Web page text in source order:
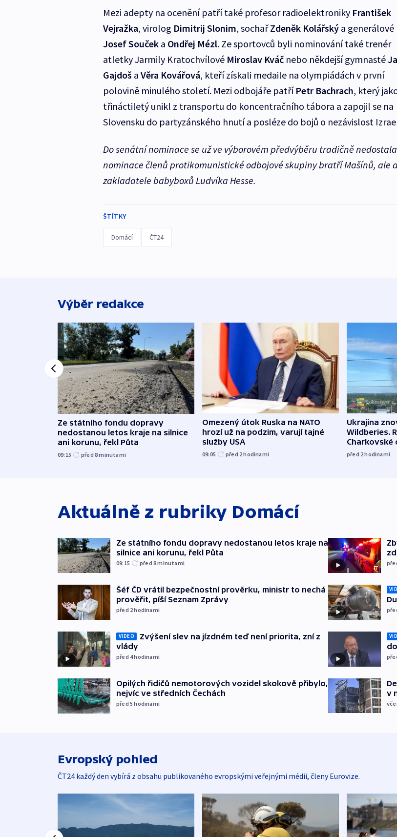
Mezi adepty na ocenění patří také profesor radioelektroniky František
Vejražka, virolog Dimitrij Slonim, sochařZdeněk Kolářskýa generálové
Josef Součeka Ondřej Mézl. Ze sportovců byli nominování také trenér
atletky Jarmily Kratochvílové Miroslav Kváčnebo někdejší gymnasté
Gajdoš a Věra Kovářová, kteří získali medaile na olympiádách v první
polovině minulého století. Mezi odbojáře patří Petr Bachrach, který
třináctiletý unikl z transportu do koncentračního tábora a zapojil se na
Slovensku do partyzánského hnutí a posléze do bojů o nezávislost
Do senátní nominace se už ve výborovém předvýběru tradičně nedostala
nominace členů protikomunistické odbojové skupiny bratří Mašínů, ale
zakladatele babyboxů Ludvíka Hesse.
ŠTÍTKY
Domácí ČT24
Výběr redakce
Ze státního fondu dopravy
nedostanou letos kraje na silnice
ani korunu, řekl Půta
09:15 před 8minutami
Omezený útok Ruska na NATO
hrozí už na podzim, varují tajné
služby USA
09:05 před 2hodinami
Ukrajina
Wildberies.
Charkovské
před 2hodinami
Aktuálně z rubriky Domácí
Ze státního fondu dopravy nedostanou letos kraje na
silnice ani korunu, řekl Půta
09:15 před 8minutami
Šéf ČD vrátil bezpečnostní prověrku, ministr to nechá
prověřit, píší Seznam Zprávy
před 2hodinami
VIDEO
Zvýšení slev na jízdném teď není priorita, zní z
vlády
před 4hodinami
Opilých řidičů nemotorových vozidel skokově přibylo,
nejvíc ve středních Čechách
před 5hodinami
v
Evropský pohled
ČT24 každý den vybírá z obsahu publikovaného evropskými veřejnými médii, členy Eurovize.